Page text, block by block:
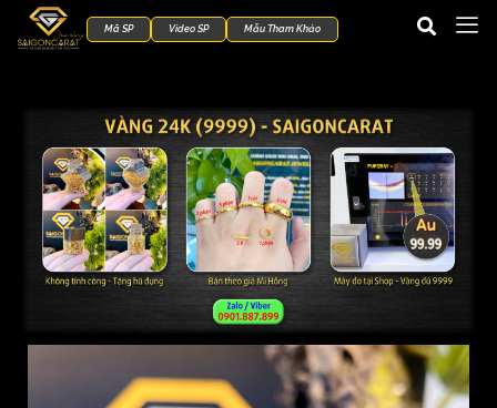
Mã SP Video SP Mẫu Tham Khảo